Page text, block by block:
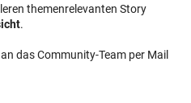
themenrelevanten Story
.
das Community-Team per Mail